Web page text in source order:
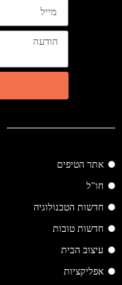
אתר הטיפים
חו"ל
חדשות הטכנולוגיה
חדשות טובות
עיצוב הבית
אפליקציות